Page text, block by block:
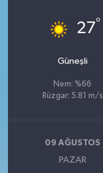
27°
Güneşli
Nem: %66
Rüzgar: 5.81 m/s
09 AĞUSTOS
PAZAR